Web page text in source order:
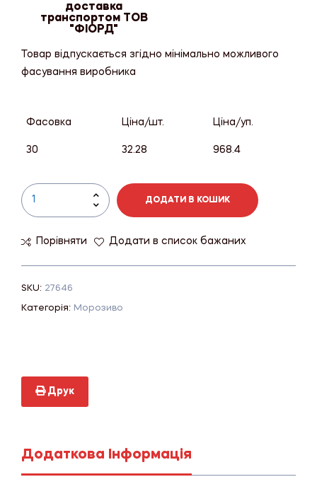
доставка
транспортом ТОВ
"ФІОРД"
Товар відпускається згідно мінімально можливого
фасування виробника
Фасовка Ціна/шт. Ціна/уп.
30 32.28 968.4
ДОДАТИ В КОШИК
Порівняти Додати в список бажаних
SKU: 27646
Категорія: Морозиво
Друк
Додаткова Інформація